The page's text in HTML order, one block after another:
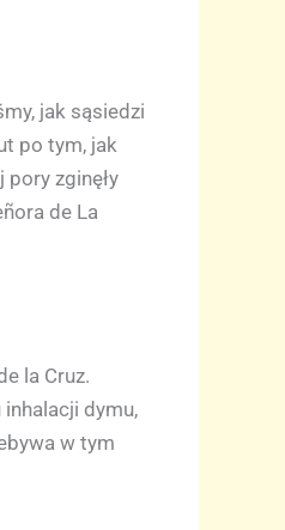
jak sąsiedzi
po tym, jak
zginęły
de La
la Cruz.
dymu,
w tym